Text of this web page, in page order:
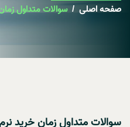
صفحه اصلی سوالات متداول
سوالات متداول زمان خريد نرم